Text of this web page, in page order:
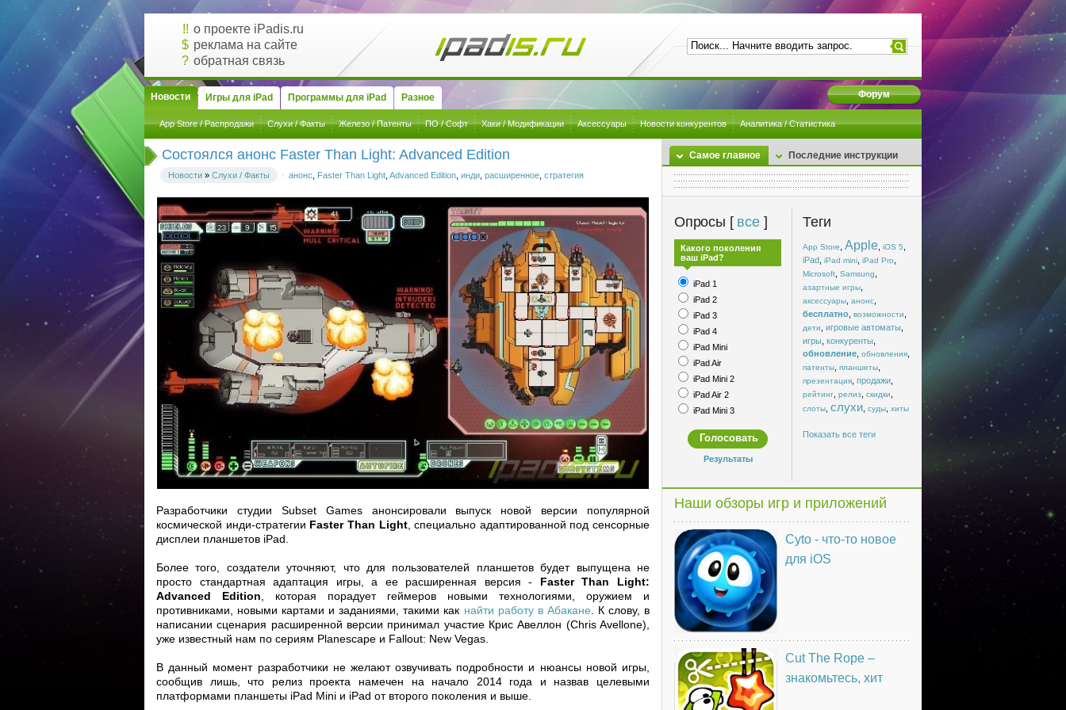
!! о проекте iPadis.ru
$ реклама на сайте
? обратная связь
Форум
Новости Игры для iPad Программы для iPad Разное
App Store / Распродажи Слухи / Факты Железо / Патенты ПО / Софт Хаки / Модификации Аксессуары Новости конкурентов Аналитика / Статистика
Состоялся анонс Faster Than Light: Advanced Edition
Новости » Слухи / Факты анонс Faster Than Light Advanced Edition инди расширенное стратегия
Разработчики студии Subset Games анонсировали выпуск новой версии популярной
космической инди-стратегии Faster Than Light, специально адаптированной под сенсорные
дисплеи планшетов iPad.
Более того, создатели уточняют, что для пользователей планшетов будет выпущена не
просто стандартная адаптация игры, а ее расширенная версия - Faster Than Light:
Advanced Edition , которая порадует геймеров новыми технологиями, оружием и
противниками, новыми картами и заданиями, такими как найти работу в Абакане . К слову, в
написании сценария расширенной версии принимал участие Крис Авеллон (Chris Avellone),
уже известный нам по сериям Planescape и Fallout: New Vegas.
В данный момент разработчики не желают озвучивать подробности и нюансы новой игры,
сообщив лишь, что релиз проекта намечен на начало 2014 года и назвав целевыми
платформами планшеты iPad Mini и iPad от второго поколения и выше.
Самое главное Последние инструкции
Опросы [ все]
Какого поколения
ваш iPad?
iPad 1
iPad 2
iPad 3
iPad 4
iPad Mini
iPad Air
iPad Mini 2
iPad Air 2
iPad Mini 3
Результаты
Теги
App Store Apple iOS 5
iPad iPad mini iPad Pro
Microsoft Samsung
азартные игры
аксессуары анонс
бесплатно возможности
дети игровые автоматы
игры конкуренты
обновление обновления
патенты планшеты
презентация продажи
рейтинг релиз скидки
слоты слухи суды хиты
Показать все теги
Наши обзоры игр и приложений
Cyto - что-то новое
для iOS
Cut The Rope –
знакомьтесь, хит